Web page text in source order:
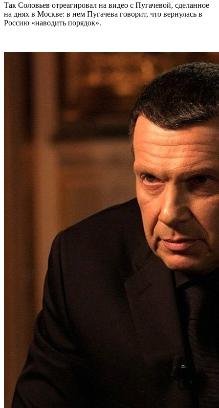
Так Соловьев отреагировал на видео с Пугачевой, сделанное
на днях в Москве: в нем Пугачева говорит, что вернулась в
Россию «наводить порядок».